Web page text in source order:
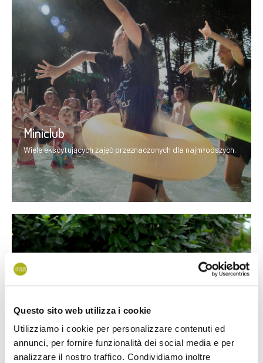
Questo sito web utilizza i cookie
Utilizziamo i cookie per personalizzare contenuti ed
annunci, per fornire funzionalità dei social media e per
analizzare il nostro traffico. Condividiamo inoltre
Miniclub
Wiele ekscytujących zajęć przeznaczonych dla najmłodszych.